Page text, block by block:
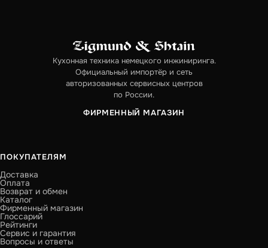
Кухонная техника немецкого инжиниринга.
Официальный импортёр и сеть
авторизованных сервисных центров
по России.
ФИРМЕННЫЙ МАГАЗИН
ПОКУПАТЕЛЯМ
Доставка
Оплата
Возврат и обмен
Каталог
Фирменный магазин
Глоссарий
Рейтинги
Сервис и гарантия
Вопросы и ответы